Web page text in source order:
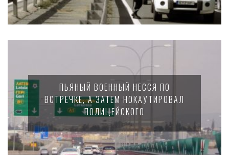
ПЬЯНЫЙ ВОЕННЫЙ НЕССЯ ПО
ВСТРЕЧКЕ, А ЗАТЕМ НОКАУТИРОВАЛ
ПОЛИЦЕЙСКОГО